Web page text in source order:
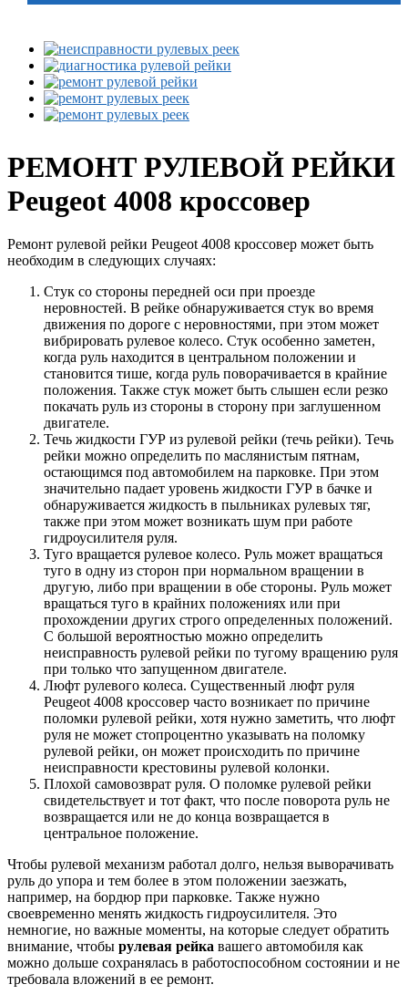
РЕМОНТ РУЛЕВОЙ РЕЙКИ
Peugeot 4008 кроссовер
Ремонт рулевой рейки Peugeot 4008 кроссовер может быть
необходим в следующих случаях:
Стук со стороны передней оси при проезде
неровностей. В рейке обнаруживается стук во время
движения по дороге с неровностями, при этом может
вибрировать рулевое колесо. Стук особенно заметен,
когда руль находится в центральном положении и
становится тише, когда руль поворачивается в крайние
положения. Также стук может быть слышен если резко
покачать руль из стороны в сторону при заглушенном
двигателе.
Течь жидкости ГУР из рулевой рейки (течь рейки). Течь
рейки можно определить по маслянистым пятнам,
остающимся под автомобилем на парковке. При этом
значительно падает уровень жидкости ГУР в бачке и
обнаруживается жидкость в пыльниках рулевых тяг,
также при этом может возникать шум при работе
гидроусилителя руля.
Туго вращается рулевое колесо. Руль может вращаться
туго в одну из сторон при нормальном вращении в
другую, либо при вращении в обе стороны. Руль может
вращаться туго в крайних положениях или при
прохождении других строго определенных положений.
С большой вероятностью можно определить
неисправность рулевой рейки по тугому вращению руля
при только что запущенном двигателе.
Люфт рулевого колеса. Существенный люфт руля
Peugeot 4008 кроссовер часто возникает по причине
поломки рулевой рейки, хотя нужно заметить, что люфт
руля не может стопроцентно указывать на поломку
рулевой рейки, он может происходить по причине
неисправности крестовины рулевой колонки.
Плохой самовозврат руля. О поломке рулевой рейки
свидетельствует и тот факт, что после поворота руль не
возвращается или не до конца возвращается в
центральное положение.
Чтобы рулевой механизм работал долго, нельзя выворачивать
руль до упора и тем более в этом положении заезжать,
например, на бордюр при парковке. Также нужно
своевременно менять жидкость гидроусилителя. Это
немногие, но важные моменты, на которые следует обратить
внимание, чтобы рулевая рейка вашего автомобиля как
можно дольше сохранялась в работоспособном состоянии и не
требовала вложений в ее ремонт.